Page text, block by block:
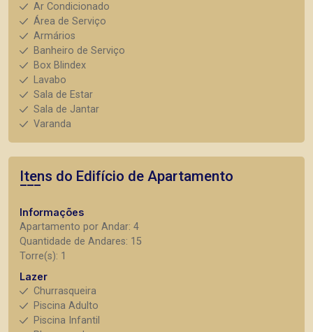
Ar Condicionado
Área de Serviço
Armários
Banheiro de Serviço
Box Blindex
Lavabo
Sala de Estar
Sala de Jantar
Varanda
Itens do Edifício de Apartamento
Informações
Apartamento por Andar: 4
Quantidade de Andares: 15
Torre(s): 1
Lazer
Churrasqueira
Piscina Adulto
Piscina Infantil